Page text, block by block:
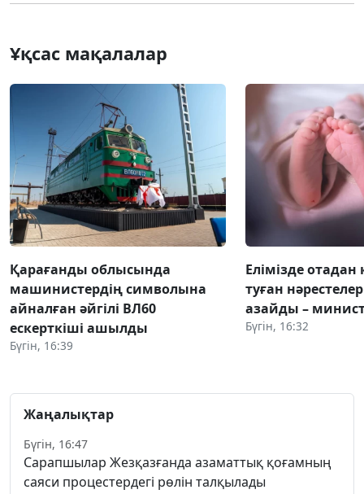
Ұқсас мақалалар
Қарағанды облысында
машинистердің символына
айналған әйгілі ВЛ60
ескерткіші ашылды
Бүгін, 16:39
Елімізде отадан
туған
азайды –
Бүгін, 16:32
Жаңалықтар
Бүгін, 16:47
Сарапшылар Жезқазғанда азаматтық қоғамның
саяси процестердегі рөлін талқылады